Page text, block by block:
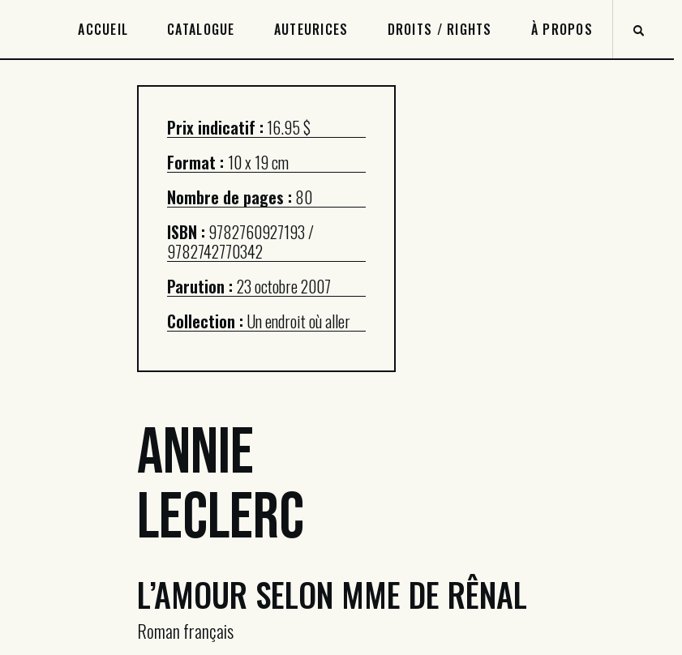
ACCUEIL CATALOGUE AUTEURICES DROITS / RIGHTS À PROPOS
Prix indicatif : 16.95 $
Format : 10 x 19 cm
Nombre de pages : 80
ISBN : 9782760927193 /
9782742770342
Parution : 23 octobre 2007
Collection : Un endroit où aller
Annie
Leclerc
L’AMOUR SELON MME DE RÊNAL
Roman français